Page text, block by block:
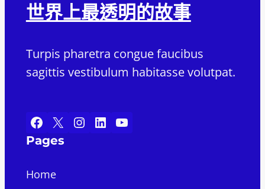
世界上最透明的故事
Turpis pharetra congue faucibus
sagittis vestibulum habitasse volutpat.
Facebook X Instagram LinkedIn YouTube
Pages
Home